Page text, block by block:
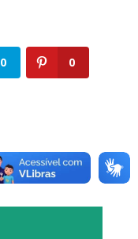
0 0